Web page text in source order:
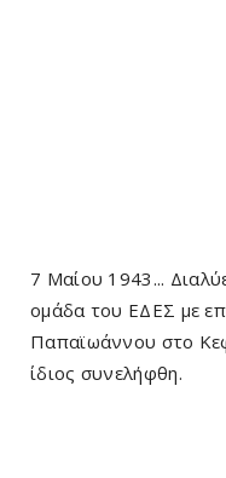
7 Μαίου 1943...
ομάδα του ΕΔΕΣ με
Παπαϊωάννου στο
ίδιος συνελήφθη.